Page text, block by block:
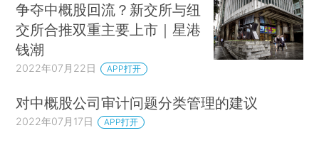
争夺中概股回流？新交所与纽
交所合推双重主要上市｜星港
钱潮
2022年07月22日 APP打开
对中概股公司审计问题分类管理的建议
2022年07月17日 APP打开